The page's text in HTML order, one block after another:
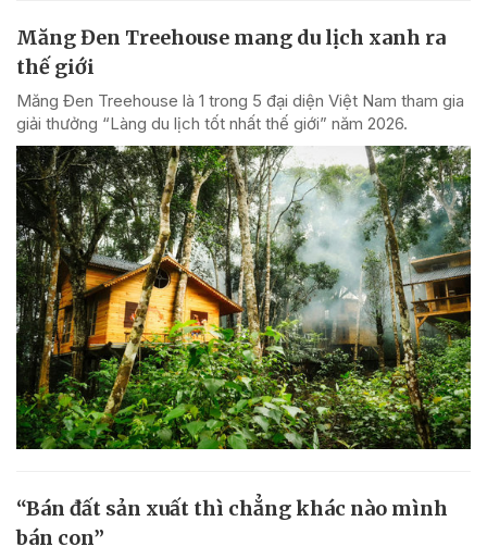
Măng Đen Treehouse mang du lịch xanh ra
thế giới
Măng Đen Treehouse là 1 trong 5 đại diện Việt Nam tham gia
giải thưởng “Làng du lịch tốt nhất thế giới” năm 2026.
“Bán đất sản xuất thì chẳng khác nào mình
bán con”